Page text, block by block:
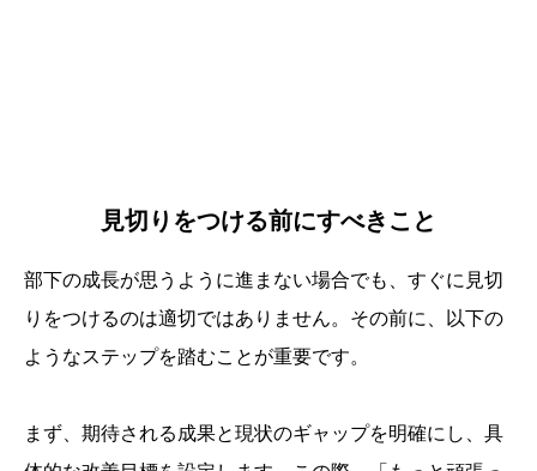
見切りをつける前にすべきこと
部下の成長が思うように進まない場合でも、すぐに見切
りをつけるのは適切ではありません。その前に、以下の
ようなステップを踏むことが重要です。
まず、期待される成果と現状のギャップを明確にし、具